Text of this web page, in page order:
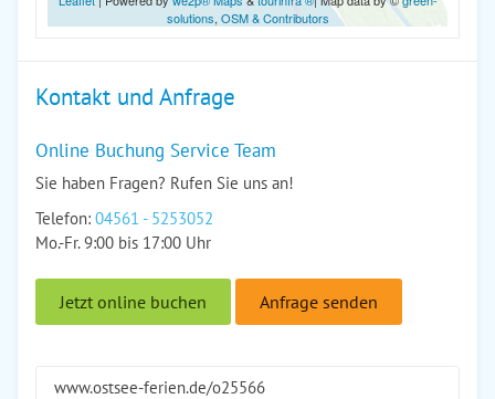
solutions, OSM & Contributors
Kontakt und Anfrage
Online Buchung Service Team
Sie haben Fragen? Rufen Sie uns an!
Telefon: 04561 - 5253052
Mo.-Fr. 9:00 bis 17:00 Uhr
Jetzt online buchen Anfrage senden
www.ostsee-ferien.de/o25566